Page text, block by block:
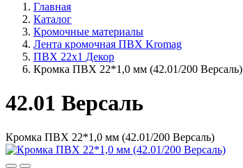
Главная
Каталог
Кромочные материалы
Лента кромочная ПВХ Kromag
ПВХ 22x1 Декор
Кромка ПВХ 22*1,0 мм (42.01/200 Версаль)
42.01 Версаль
Кромка ПВХ 22*1,0 мм (42.01/200 Версаль)